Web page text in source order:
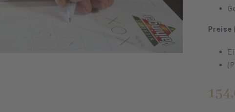
Preise